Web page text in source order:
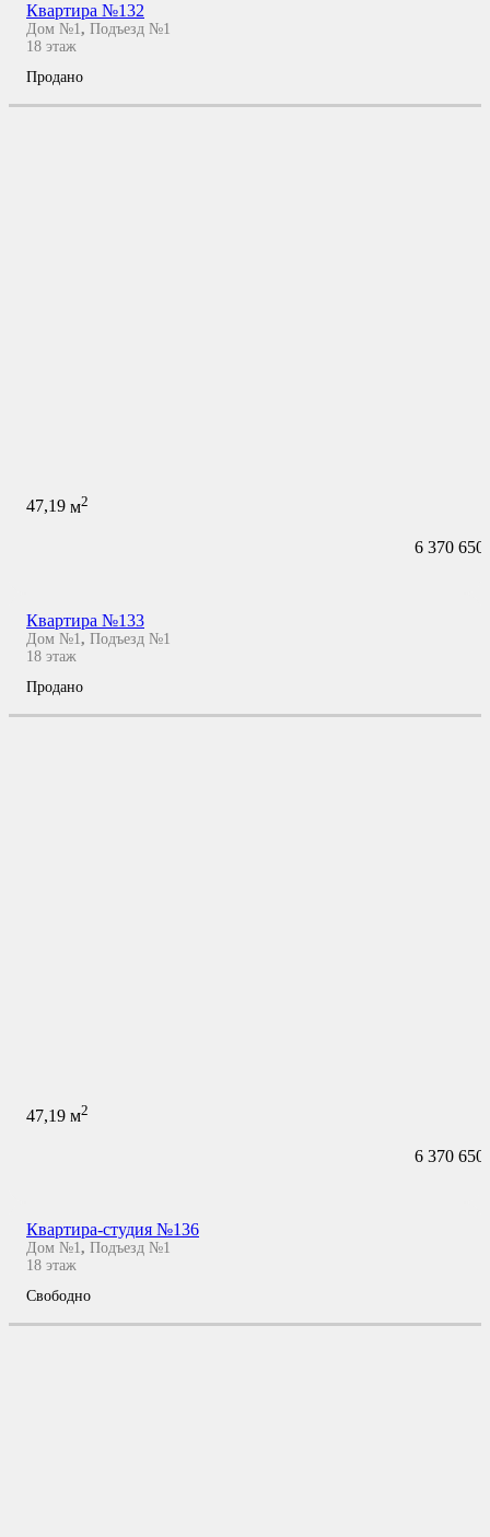
Квартира №132
Дом №1, Подъезд №1
18 этаж
Продано
47,19 м2
6 370 650
Квартира №133
Дом №1, Подъезд №1
18 этаж
Продано
47,19 м2
6 370 650
Квартира-студия №136
Дом №1 , Подъезд №1
18 этаж
Свободно